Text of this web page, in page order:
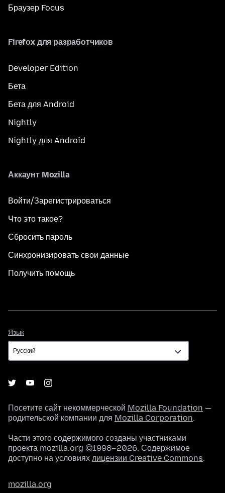
Браузер Focus
Firefox для разработчиков
Developer Edition
Бета
Бета для Android
Nightly
Nightly для Android
Аккаунт Mozilla
Войти/Зарегистрироваться
Что это такое?
Сбросить пароль
Синхронизировать свои данные
Получить помощь
Язык
Посетите сайт некоммерческой Mozilla Foundation —
родительской компании для Mozilla Corporation.
Части этого содержимого созданы участниками
проекта mozilla.org ©1998–2026. Содержимое
доступно на условиях лицензии Creative Commons.
mozilla.org